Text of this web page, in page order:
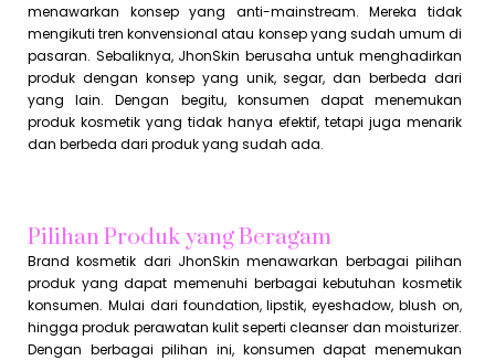
menawarkan konsep yang anti-mainstream. Mereka tidak
mengikuti tren konvensional atau konsep yang sudah umum di
pasaran. Sebaliknya, JhonSkin berusaha untuk menghadirkan
produk dengan konsep yang unik, segar, dan berbeda dari
yang lain. Dengan begitu, konsumen dapat menemukan
produk kosmetik yang tidak hanya efektif, tetapi juga menarik
dan berbeda dari produk yang sudah ada.
Pilihan Produk yang Beragam
Brand kosmetik dari JhonSkin menawarkan berbagai pilihan
produk yang dapat memenuhi berbagai kebutuhan kosmetik
konsumen. Mulai dari foundation, lipstik, eyeshadow, blush on,
hingga produk perawatan kulit seperti cleanser dan moisturizer.
Dengan berbagai pilihan ini, konsumen dapat menemukan